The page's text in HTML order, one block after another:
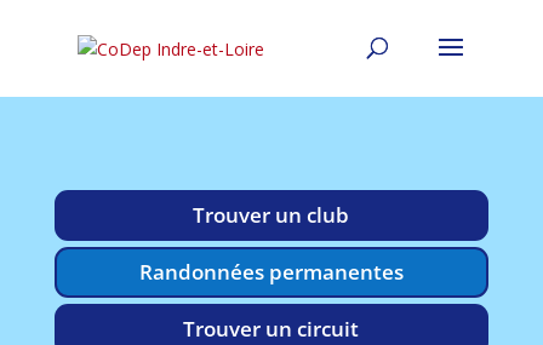
Trouver un club
Randonnées permanentes
Trouver un circuit